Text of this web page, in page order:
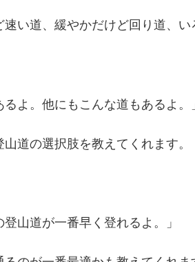
い道、緩やかだけど回り道、い
るよ。他にもこんな道もあるよ。
道の選択肢を教えてくれます。
登山道が一番早く登れるよ。」